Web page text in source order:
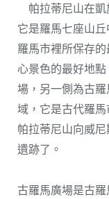
帕拉蒂尼山在凱
它是羅馬七座山
羅馬市裡所保存
心景色的最好地
場，另一側為古
域，它是古代羅
帕拉蒂尼山向威
遺跡了。
古羅馬廣場是古